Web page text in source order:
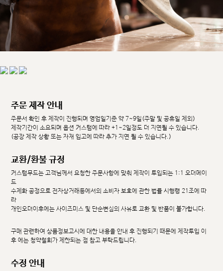
주문 제작 안내
주문서 확인 후 제작이 진행되며 영업일기준 약 7~9일(주말 및 공휴일 제외)
제작기간이 소요되며 옵션 커스텀에 따라 +1~2일정도 더 지연될 수 있습니다.
(공장 제작 상황 또는 자재 입고에 따라 추가 지연 될 수 있습니다.)
교환/환불 규정
커스텀무드는 고객님께서 요청한 주문사항에 맞춰 제작이 투입되는 1:1 오더메이
드
수제화 공정으로 전자상거래등에서의 소비자 보호에 관한 법률 시행령 21조에 따
라
개인오더이후에는 사이즈미스 및 단순변심의 사유로 교환 및 반품이 불가합니다.
구매 관련하여 상품정보고시에 대한 내용을 안내 후 진행되기 때문에 제작투입 이
후 에는 청약철회가 제한되는 점 참고 부탁드립니다.
수정 안내